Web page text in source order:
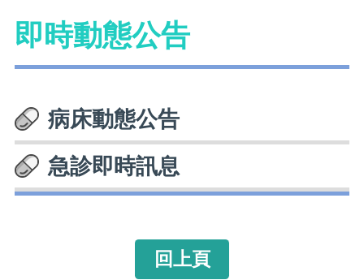
即時動態公告
病床動態公告
急診即時訊息
回上頁